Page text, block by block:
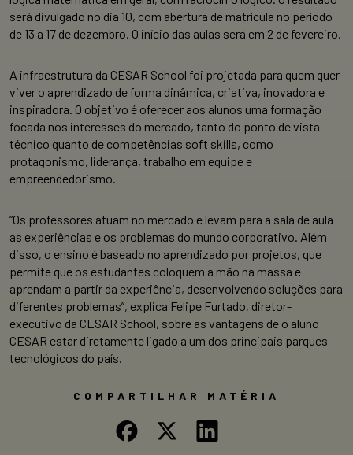
será divulgado no dia 10, com abertura de matrícula no período
de 13 a 17 de dezembro. O início das aulas será em 2 de fevereiro.
A infraestrutura da CESAR School foi projetada para quem quer
viver o aprendizado de forma dinâmica, criativa, inovadora e
inspiradora. O objetivo é oferecer aos alunos uma formação
focada nos interesses do mercado, tanto do ponto de vista
técnico quanto de competências soft skills, como
protagonismo, liderança, trabalho em equipe e
empreendedorismo.
“Os professores atuam no mercado e levam para a sala de aula
as experiências e os problemas do mundo corporativo. Além
disso, o ensino é baseado no aprendizado por projetos, que
permite que os estudantes coloquem a mão na massa e
aprendam a partir da experiência, desenvolvendo soluções para
diferentes problemas”, explica Felipe Furtado, diretor-
executivo da CESAR School, sobre as vantagens de o aluno
CESAR estar diretamente ligado a um dos principais parques
tecnológicos do país.
COMPARTILHAR MATÉRIA